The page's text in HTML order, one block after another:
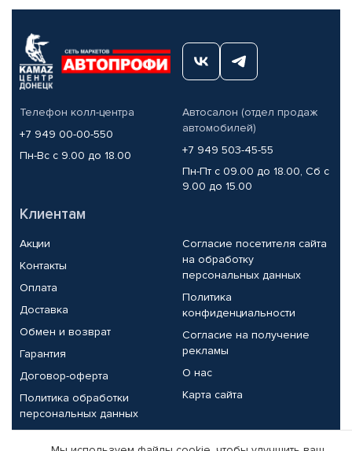
Телефон колл-центра
+7 949 00-00-550
Пн-Вс с 9.00 до 18.00
Автосалон (отдел продаж
автомобилей)
+7 949 503-45-55
Пн-Пт с 09.00 до 18.00, Сб с
9.00 до 15.00
Клиентам
Акции
Контакты
Оплата
Доставка
Обмен и возврат
Гарантия
Договор-оферта
Политика обработки
персональных данных
Согласие посетителя сайта
на обработку
персональных данных
Политика
конфиденциальности
Согласие на получение
рекламы
О нас
Карта сайта